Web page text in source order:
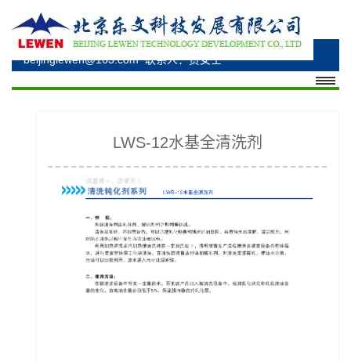
电话：010-69348530、010-69348176、15330285277
邮箱：bzhuangsl@163.com、
beijinglewen@163.com联系人：贾女士
LWS-12水基全清洗剂